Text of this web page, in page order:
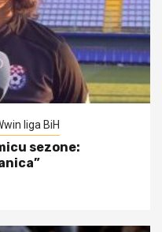
liga BiH
sezone: